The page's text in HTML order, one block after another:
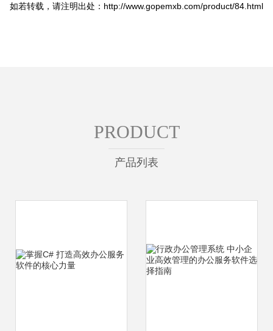
如若转载，请注明出处：http://www.gopemxb.com/product/84.html
PRODUCT
产品列表